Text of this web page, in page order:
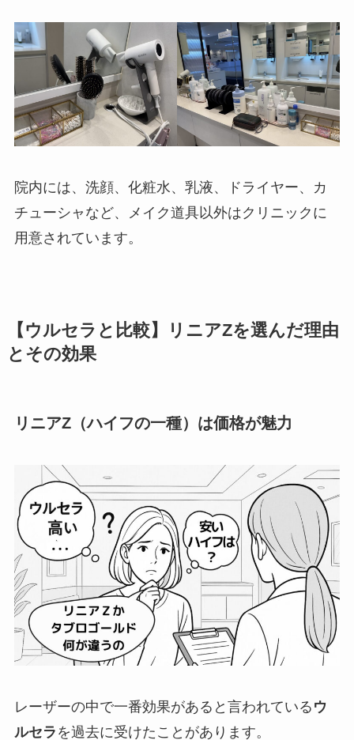
院内には、洗顔、化粧水、乳液、ドライヤー、カ
チューシャなど、メイク道具以外はクリニックに
用意されています。
【ウルセラと比較】リニアZを選んだ理由
とその効果
リニアZ（ハイフの一種）は価格が魅力
レーザーの中で一番効果があると言われている ウ
ルセラ を過去に受けたことがあります。